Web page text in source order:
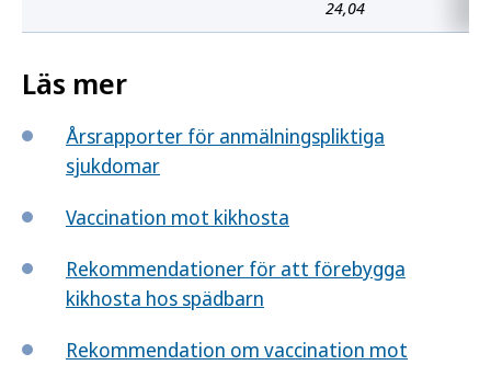
24,04
Läs mer
Årsrapporter för anmälningspliktiga
sjukdomar
Vaccination mot kikhosta
Rekommendationer för att förebygga
kikhosta hos spädbarn
Rekommendation om vaccination mot